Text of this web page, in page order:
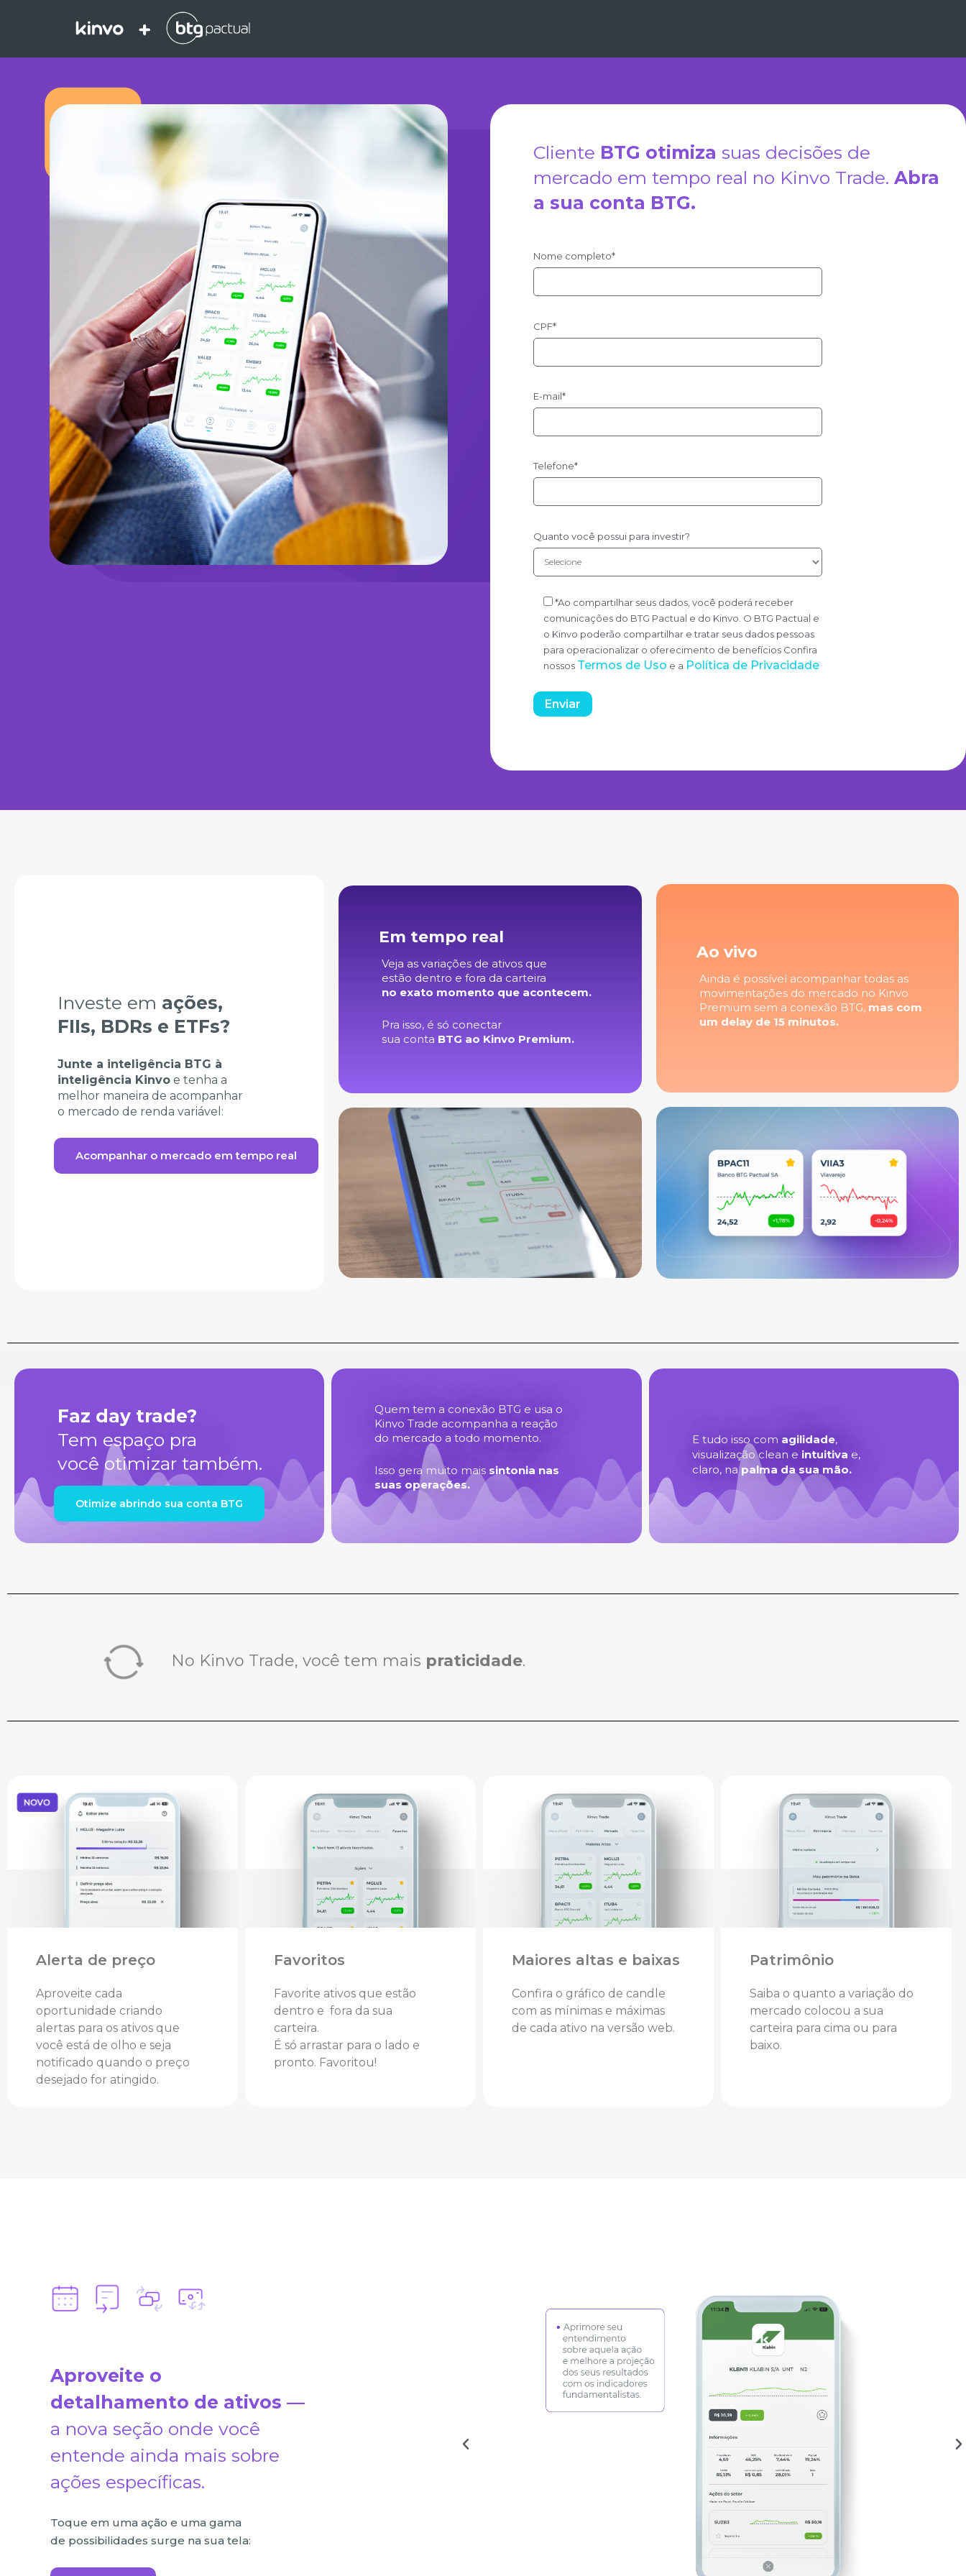
Cliente BTG otimiza suas decisões de
mercado em tempo real no Kinvo Trade. Abra
a sua conta BTG.
Nome completo*
CPF*
E-mail*
Telefone*
Quanto você possui para investir?
*Ao compartilhar seus dados, você poderá receber
comunicações do BTG Pactual e do Kinvo. O BTG Pactual e
o Kinvo poderão compartilhar e tratar seus dados pessoas
para operacionalizar o oferecimento de benefícios Confira
nossos Termos de Uso e a Política de Privacidade
Investe em ações,
FIIs, BDRs e ETFs?
Junte a inteligência BTG à
inteligência Kinvo e tenha a
melhor maneira de acompanhar
o mercado de renda variável:
Acompanhar o mercado em tempo real
Em tempo real
Veja as variações de ativos que
estão dentro e fora da carteira
no exato momento que acontecem.
Pra isso, é só conectar
sua conta BTG ao Kinvo Premium.
Ao vivo
Ainda é possível acompanhar todas as
movimentações do mercado no Kinvo
Premium sem a conexão BTG, mas com
um delay de 15 minutos.
Faz day trade?
Tem espaço pra
você otimizar também.
Otimize abrindo sua conta BTG
Quem tem a conexão BTG e usa o
Kinvo Trade acompanha a reação
do mercado a todo momento.
Isso gera muito mais sintonia nas
suas operações.
E tudo isso com agilidade,
visualização clean e intuitiva e,
claro, napalma da sua mão.
No Kinvo Trade, você tem mais praticidade.
Alerta de preço
Aproveite cada
oportunidade criando
alertas para os ativos que
você está de olho e seja
notificado quando o preço
desejado for atingido.
Favoritos
Favorite ativos que estão
dentro e fora da sua
carteira.
É só arrastar para o lado e
pronto. Favoritou!
Maiores altas e baixas
Confira o gráfico de candle
com as mínimas e máximas
de cada ativo na versão web.
Patrimônio
Saiba o quanto a variação do
mercado colocou a sua
carteira para cima ou para
baixo.
Aproveite o
detalhamento de ativos —
a nova seção onde você
entende ainda mais sobre
ações específicas.
Toque em uma ação e uma gama
de possibilidades surge na sua tela: